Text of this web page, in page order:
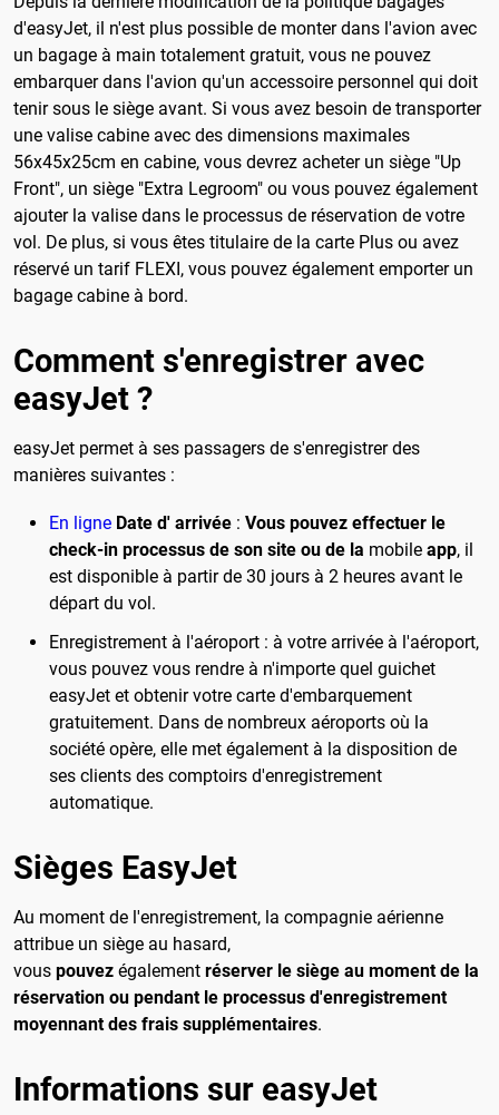
d'easyJet, il n'est plus possible de monter dans l'avion avec
un bagage à main totalement gratuit, vous ne pouvez
embarquer dans l'avion qu'un accessoire personnel qui doit
tenir sous le siège avant. Si vous avez besoin de transporter
une valise cabine avec des dimensions maximales
56x45x25cm en cabine, vous devrez acheter un siège "Up
Front", un siège "Extra Legroom" ou vous pouvez également
ajouter la valise dans le processus de réservation de votre
vol. De plus, si vous êtes titulaire de la carte Plus ou avez
réservé un tarif FLEXI, vous pouvez également emporter un
bagage cabine à bord.
Comment s'enregistrer avec
easyJet ?
easyJet permet à ses passagers de s'enregistrer des
manières suivantes :
En ligne Date d' arrivée : Vous pouvez effectuer le
check-in processus de son site ou de la mobile app, il
est disponible à partir de 30 jours à 2 heures avant le
départ du vol.
Enregistrement à l'aéroport : à votre arrivée à l'aéroport,
vous pouvez vous rendre à n'importe quel guichet
easyJet et obtenir votre carte d'embarquement
gratuitement. Dans de nombreux aéroports où la
société opère, elle met également à la disposition de
ses clients des comptoirs d'enregistrement
automatique.
Sièges EasyJet
Au moment de l'enregistrement, la compagnie aérienne
attribue un siège au hasard,
vous pouvez également réserver le siège au moment de la
réservation ou pendant le processus d'enregistrement
moyennant des frais supplémentaires.
Informations sur easyJet